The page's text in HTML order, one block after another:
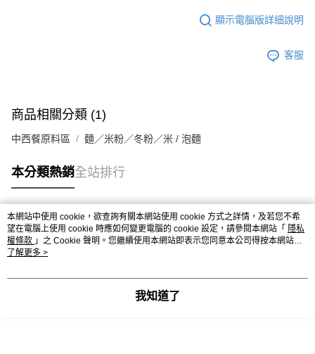
３．收到繳費通知簡訊後14天內，點擊此簡訊中的連結，可透過四大超商／
ATM／網路銀行／等多元方式進行付款，方視為交易完成。
購買商品的店家。未經商家同意取消之訂單仍視為有效，需透過AFTEE先享
１．透過由恩沛科技股份有限公司提供之「AFTEE先享後付」服務完成之交
權轉讓予恩沛科技股份有限公司。
２．關於個人資料處理事宜，請瀏覽以下網址：
３．未成年的使用者請事先徵得法定代理人或監護人之同意方可使用
「AFTEE先享後付」，若未經同意申辦者引起之損失，本公司不負相關責
任。
４．使用「AFTEE先享後付」時，將依據個別帳號之用戶狀況，依本公司即
時審查核予不同之上限額度；若仍有額度不足之情形，本公司將視審查結果
５．嚴禁一人註冊多個帳號或使用他人資訊註冊。若發現惡意使用之情形，
恩沛科技股份有限公司將有權停止該用戶之使用額度並採取法律行動。
每筆NT$90，滿NT$990(含以上)免運費
付款後7-11取貨-重量限制含紙箱10kg，請控制商品重量在9~
每筆NT$90，滿NT$990(含以上)免運費
每筆NT$150，滿NT$2,000(含以上)免運費
離島客戶-中華郵政
每筆NT$120，滿NT$2,000(含以上)免運費
顯示電腦版詳細說明
客服
商品相關分類 (1)
中西餐原料區 麵／米粉／冬粉／米 / 泡麵
本分類熱銷全站排行
熱門標籤
本網站中使用 cookie，欲查詢有關本網站使用 cookie 方式之詳情，及若您不希
望在電腦上使用 cookie 時應如何變更電腦的 cookie 設定，請參閱本網站「 隱私
權條款 」之 Cookie 聲明。您繼續使用本網站即表示您同意本公司得按本網站使
用條款之 Cookie 聲明使用 cookie。
了解更多 >
我知道了